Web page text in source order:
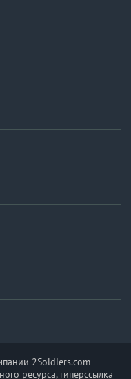
2Soldiers.com
ресурса, гиперссылка